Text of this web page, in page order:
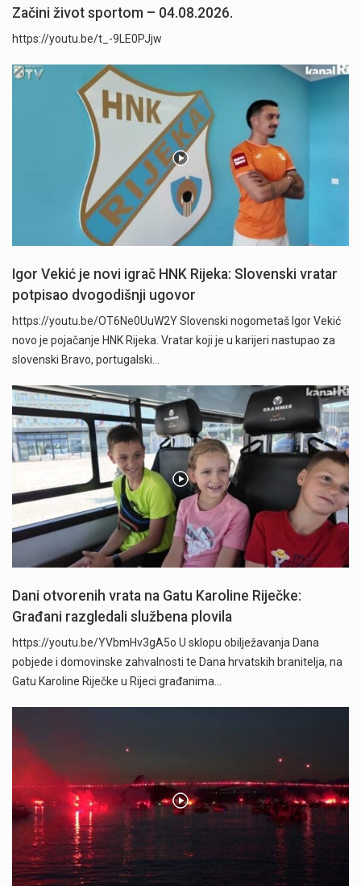
Začini život sportom – 04.08.2026.
https://youtu.be/t_-9LE0PJjw
Igor Vekić je novi igrač HNK Rijeka: Slovenski vratar
potpisao dvogodišnji ugovor
https://youtu.be/OT6Ne0UuW2Y Slovenski nogometaš Igor Vekić
novo je pojačanje HNK Rijeka. Vratar koji je u karijeri nastupao za
slovenski Bravo, portugalski…
Dani otvorenih vrata na Gatu Karoline Riječke:
Građani razgledali službena plovila
https://youtu.be/YVbmHv3gA5o U sklopu obilježavanja Dana
pobjede i domovinske zahvalnosti te Dana hrvatskih branitelja, na
Gatu Karoline Riječke u Rijeci građanima…